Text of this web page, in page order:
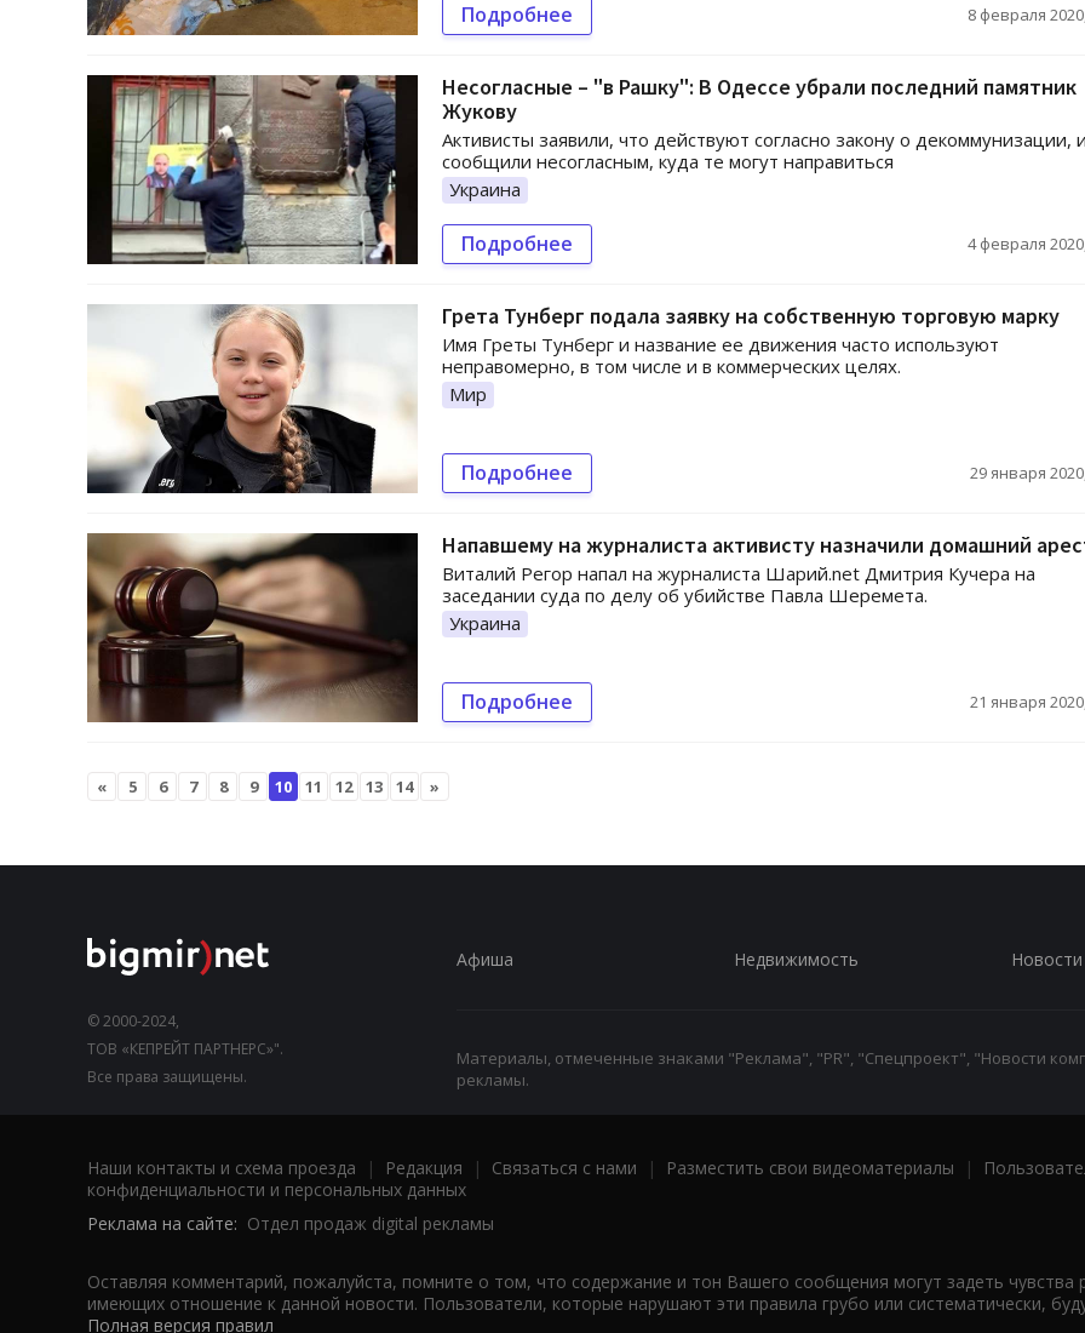
Подробнее 8 февраля
Несогласные – "в Рашку": В Одессе убрали последний памятник
Жукову
Активисты заявили, что действуют согласно закону о декоммунизации, и
сообщили несогласным, куда те могут направиться
Украина
Подробнее 4 февраля
Грета Тунберг подала заявку на собственную торговую марку
Имя Греты Тунберг и название ее движения часто используют
неправомерно, в том числе и в коммерческих целях.
Мир
Подробнее 29 января
Напавшему на журналиста активисту назначили домашний
Виталий Регор напал на журналиста Шарий.net Дмитрия Кучера на
заседании суда по делу об убийстве Павла Шеремета.
Украина
Подробнее 21 января
« 5 6 7 8 9 10 11 12 13 14 »
© 2000-2024,
ТОВ «КЕПРЕЙТ ПАРТНЕРС»".
Все права защищены.
Афиша Недвижимость Новости
Материалы, отмеченные знаками "Реклама", "PR", "Спецпроект", "Новости
рекламы.
Наши контакты и схема проезда | Редакция | Связаться с нами | Разместить свои видеоматериалы |
конфиденциальности и персональных данных
Реклама на сайте: Отдел продаж digital рекламы
Оставляя комментарий, пожалуйста, помните о том, что содержание и тон Вашего сообщения могут задеть чувства
имеющих отношение к данной новости. Пользователи, которые нарушают эти правила грубо или систематически,
Полная версия правил